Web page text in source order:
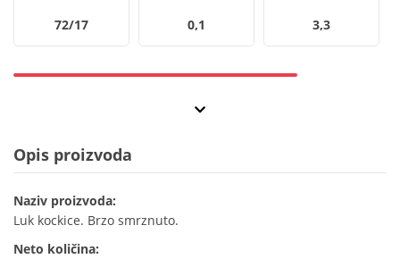
72/17 0,1 3,3
Opis proizvoda
Naziv proizvoda:
Luk kockice. Brzo smrznuto.
Neto količina: